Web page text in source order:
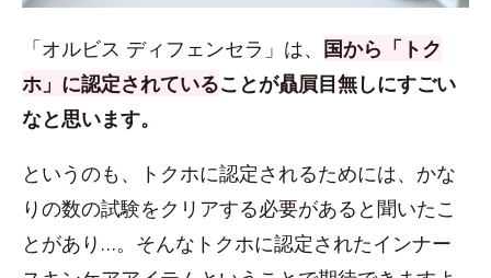
「オルビス ディフェンセラ」は、 国から「トク
ホ」に認定されていることが贔屓目無しにすごい
なと思います。
というのも、トクホに認定されるためには、かな
りの数の試験をクリアする必要があると聞いたこ
とがあり…。そんなトクホに認定されたインナー